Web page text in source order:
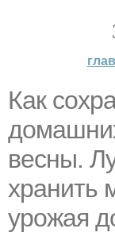
Как
весны.
хранить
урожая